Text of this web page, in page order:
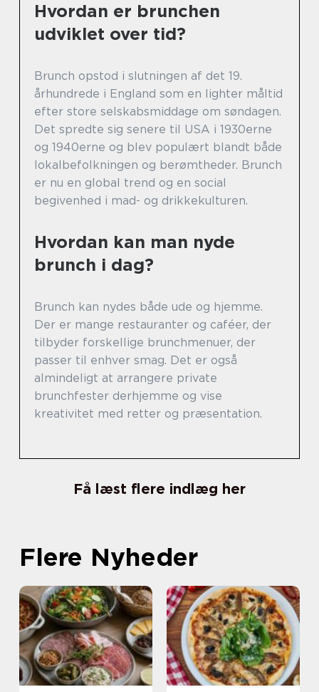
Hvordan er brunchen
udviklet over tid?
Brunch opstod i slutningen af det 19.
århundrede i England som en lighter måltid
efter store selskabsmiddage om søndagen.
Det spredte sig senere til USA i 1930erne
og 1940erne og blev populært blandt både
lokalbefolkningen og berømtheder. Brunch
er nu en global trend og en social
begivenhed i mad- og drikkekulturen.
Hvordan kan man nyde
brunch i dag?
Brunch kan nydes både ude og hjemme.
Der er mange restauranter og caféer, der
tilbyder forskellige brunchmenuer, der
passer til enhver smag. Det er også
almindeligt at arrangere private
brunchfester derhjemme og vise
kreativitet med retter og præsentation.
Få læst flere indlæg her
Flere Nyheder